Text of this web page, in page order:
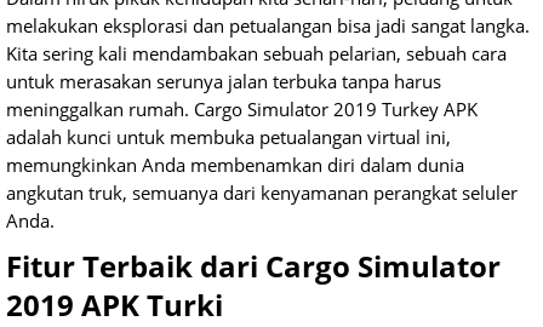
melakukan eksplorasi dan petualangan bisa jadi sangat langka.
Kita sering kali mendambakan sebuah pelarian, sebuah cara
untuk merasakan serunya jalan terbuka tanpa harus
meninggalkan rumah. Cargo Simulator 2019 Turkey APK
adalah kunci untuk membuka petualangan virtual ini,
memungkinkan Anda membenamkan diri dalam dunia
angkutan truk, semuanya dari kenyamanan perangkat seluler
Anda.
Fitur Terbaik dari Cargo Simulator
2019 APK Turki